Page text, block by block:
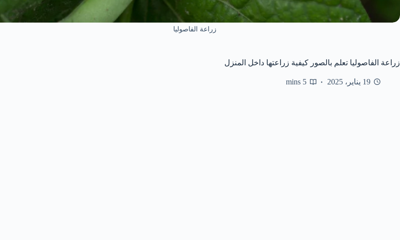
زراعة الفاصوليا
زراعة الفاصوليا تعلم بالصور كيفية زراعتها داخل المنزل
19 يناير، 2025 5 mins